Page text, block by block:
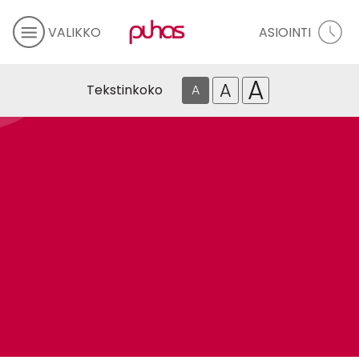
VALIKKO ASIOINTI
Tekstinkoko A A A